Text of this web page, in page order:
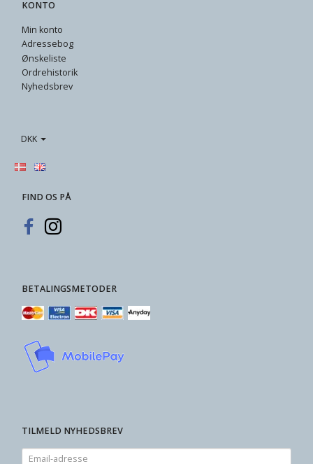
KONTO
Min konto
Adressebog
Ønskeliste
Ordrehistorik
Nyhedsbrev
DKK
FIND OS PÅ
BETALINGSMETODER
TILMELD NYHEDSBREV
Email-